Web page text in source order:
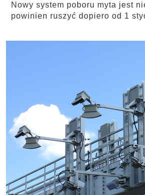
Nowy system poboru myta jest
powinien ruszyć dopiero od 1